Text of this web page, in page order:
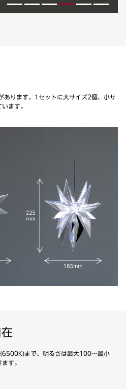
あります。1セットに大サイズ2個、小サ
ます。
まで、明るさは最大100〜最小
す。